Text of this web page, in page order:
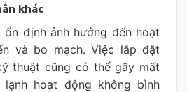
khác
ổn định ảnh hưởng đến hoạt
và bo mạch. Việc lắp đặt
thuật cũng có thể gây mất
hoạt động không bình